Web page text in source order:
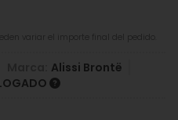
variar el importe final del pedido.
Alissi Brontë